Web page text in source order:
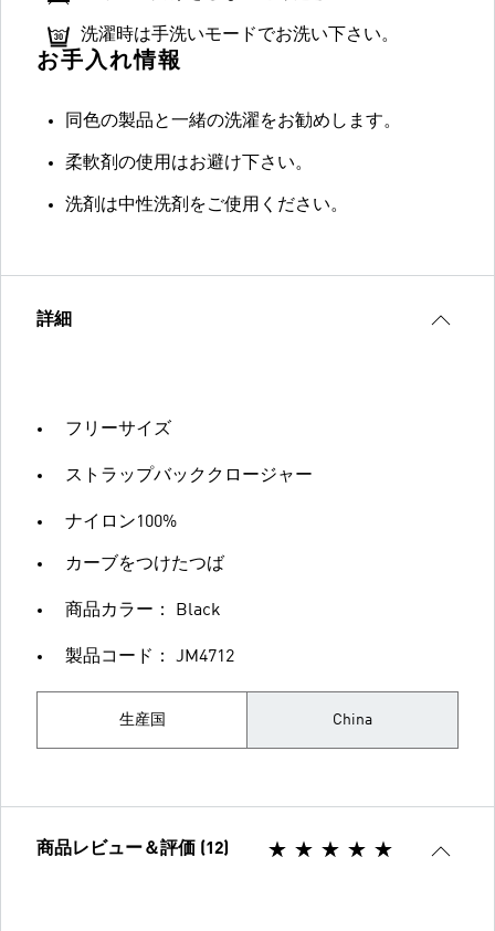
洗濯時は手洗いモードでお洗い下さい。
お手入れ情報
同色の製品と一緒の洗濯をお勧めします。
柔軟剤の使用はお避け下さい。
洗剤は中性洗剤をご使用ください。
詳細
フリーサイズ
ストラップバッククロージャー
ナイロン100%
カーブをつけたつば
商品カラー： Black
製品コード： JM4712
生産国 China
商品レビュー＆評価 (12)